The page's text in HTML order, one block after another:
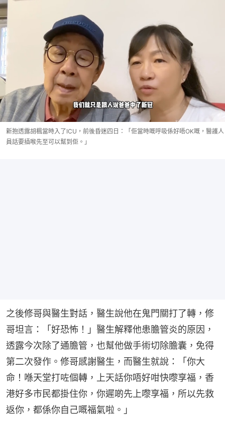
新抱透露胡楓當時入了ICU，前後昏迷四日：「佢當時嘅呼吸係好唔OK嘅，醫護人
員話要插喉先至可以幫到佢。」
之後修哥與醫生對話，醫生說他在鬼門關打了轉，修
哥坦言：「好恐怖！」醫生解釋他患膽管炎的原因，
透露今次除了通膽管，也幫他做手術切除膽囊，免得
第二次發作。修哥感謝醫生，而醫生就說：「你大
命！喺天堂打咗個轉，上天話你唔好咁快嚟享福，香
港好多市民都掛住你，你遲啲先上嚟享福，所以先救
返你，都係你自己嘅福氣啦。」